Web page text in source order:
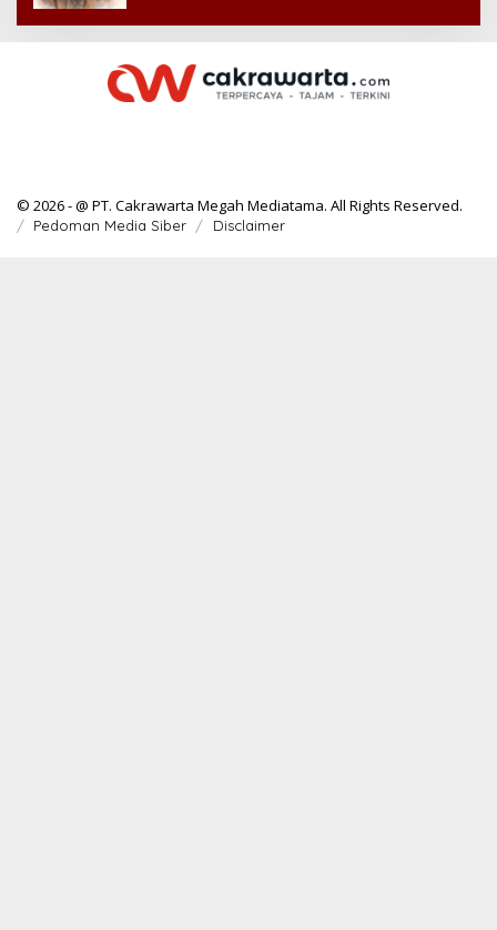
© 2026 - @ PT. Cakrawarta Megah Mediatama. All Rights Reserved.
Pedoman Media Siber Disclaimer